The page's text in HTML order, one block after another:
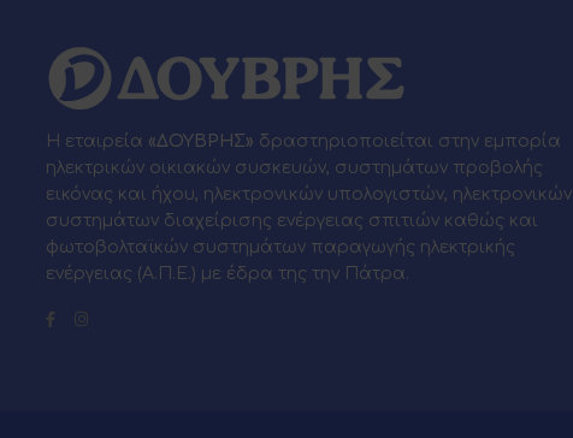
Η εταιρεία «ΔΟΥΒΡΗΣ» δραστηριοποιείται στην εμπορία
ηλεκτρικών οικιακών συσκευών, συστημάτων προβολής
εικόνας και ήχου, ηλεκτρονικών υπολογιστών, ηλεκτρονικών
συστημάτων διαχείρισης ενέργειας σπιτιών καθώς και
φωτοβολταϊκών συστημάτων παραγωγής ηλεκτρικής
ενέργειας (Α.Π.Ε.) με έδρα της την Πάτρα.